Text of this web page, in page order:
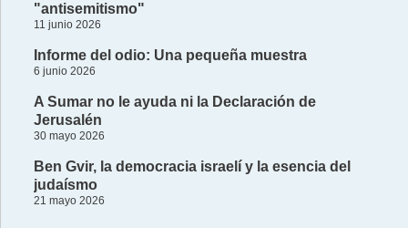
"antisemitismo"
11 junio 2026
Informe del odio: Una pequeña muestra
6 junio 2026
A Sumar no le ayuda ni la Declaración de
Jerusalén
30 mayo 2026
Ben Gvir, la democracia israelí y la esencia del
judaísmo
21 mayo 2026